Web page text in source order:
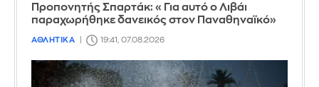
Προπονητής Σπαρτάκ: «Για αυτό ο Λιβάι
παραχωρήθηκε δανεικός στον Παναθηναϊκό»
ΑΘΛΗΤΙΚΑ 19:41, 07.08.2026